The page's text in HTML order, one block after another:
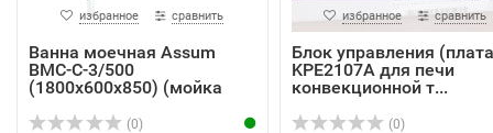
избранное сравнить
Ванна моечная Assum
ВМС-С-3/500
(1800х600х850) (мойка
AIS...
(0)
избранное сравнить
Блок управления
KPE2107A для печи
конвекционной т...
(0)